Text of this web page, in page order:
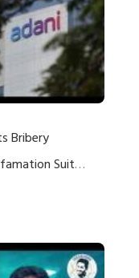
Bribery
Suit